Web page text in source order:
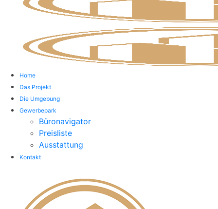
Home
Das Projekt
Die Umgebung
Gewerbepark
Büronavigator
Preisliste
Ausstattung
Kontakt